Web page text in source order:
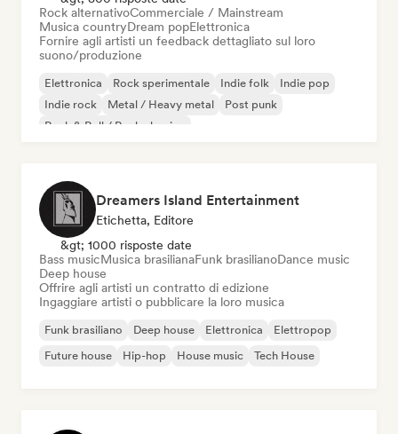
Rock alternativoCommerciale / Mainstream
Musica countryDream popElettronica
Fornire agli artisti un feedback dettagliato sul loro
suono/produzione
Elettronica Rock sperimentale Indie folk
Indie pop
Indie rock
Metal / Heavy metal
Post punk
Rock & Roll / Rock classico
Dreamers Island Entertainment
Etichetta, Editore
&gt; 1000 risposte date
Bass musicMusica brasilianaFunk brasilianoDance music
Deep house
Offrire agli artisti un contratto di edizione
Ingaggiare artisti o pubblicare la loro musica
Funk brasiliano Deep house Elettronica
Elettropop
Future house
Hip-hop House music Tech House